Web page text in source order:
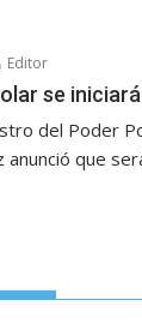
Editor
se
del Poder
que